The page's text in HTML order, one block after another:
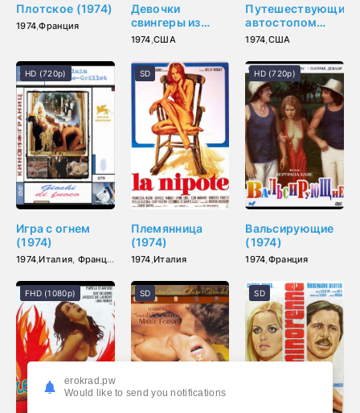
Плотское (1974)
1974,Франция
Девочки
свингеры из
команды
(1974)
1974,США
Путешествующие
автостопом
подростки
1974,США
Игра с огнем
(1974)
1974,Италия, Франция
HD (720p)
Племянница
(1974)
1974,Италия
SD
Вальсирующие
(1974)
1974,Франция
HD (720p)
FHD (1080p) SD SD
erokrad.pw
Would like to send you notifications